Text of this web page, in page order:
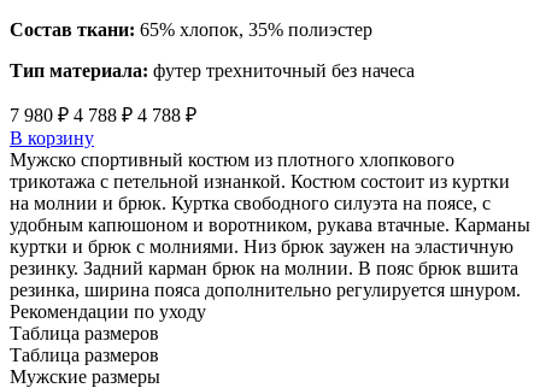
Состав ткани: 65% хлопок, 35% полиэстер
Тип материала: футер трехниточный без начеса
7 980 ₽ 4 788 ₽ 4 788 ₽
В корзину
Мужско спортивный костюм из плотного хлопкового
трикотажа с петельной изнанкой. Костюм состоит из куртки
на молнии и брюк. Куртка свободного силуэта на поясе, с
удобным капюшоном и воротником, рукава втачные. Карманы
куртки и брюк с молниями. Низ брюк заужен на эластичную
резинку. Задний карман брюк на молнии. В пояс брюк вшита
резинка, ширина пояса дополнительно регулируется шнуром.
Рекомендации по уходу
Таблица размеров
Таблица размеров
Мужские размеры